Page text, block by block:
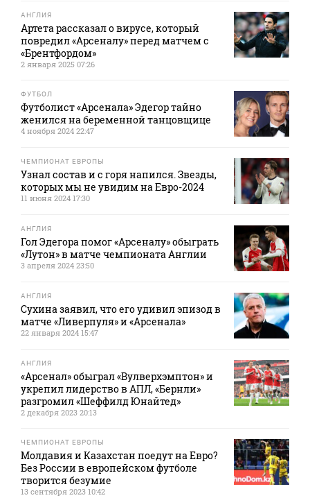
АНГЛИЯ
Артета рассказал о вирусе, который
повредил «Арсеналу» перед матчем с
«Брентфордом»
2 января 2025 07:26
ФУТБОЛ
Футболист «Арсенала» Эдегор тайно
женился на беременной танцовщице
4 ноября 2024 22:47
ЧЕМПИОНАТ ЕВРОПЫ
Узнал состав и с горя напился. Звезды,
которых мы не увидим на Евро-2024
11 июня 2024 17:30
АНГЛИЯ
Гол Эдегора помог «Арсеналу» обыграть
«Лутон» в матче чемпионата Англии
3 апреля 2024 23:50
АНГЛИЯ
Сухина заявил, что его удивил эпизод в
матче «Ливерпуля» и «Арсенала»
22 января 2024 15:47
АНГЛИЯ
«Арсенал» обыграл «Вулверхэмптон» и
укрепил лидерство в АПЛ, «Бернли»
разгромил «Шеффилд Юнайтед»
2 декабря 2023 20:13
ЧЕМПИОНАТ ЕВРОПЫ
Молдавия и Казахстан поедут на Евро?
Без России в европейском футболе
творится безумие
13 сентября 2023 10:42